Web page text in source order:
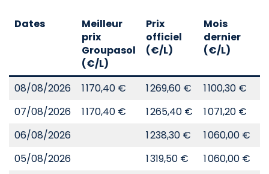
Dates
Meilleur
prix
Groupasol
(€/L)
Prix
officiel
(€/L)
Mois
dernier
(€/L)
08/08/2026 1 170,40 € 1 269,60 € 1 100,30 €
07/08/2026
1 170,40 € 1 265,40 € 1 071,20 €
06/08/2026
1 238,30 € 1 060,00 €
05/08/2026
1 319,50 € 1 060,00 €